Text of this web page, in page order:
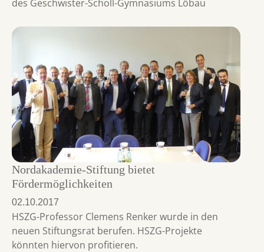
des Geschwister-Scholl-Gymnasiums Löbau
Nordakademie-Stiftung bietet
Fördermöglichkeiten
02.10.2017
HSZG-Professor Clemens Renker wurde in den
neuen Stiftungsrat berufen. HSZG-Projekte
könnten hiervon profitieren.